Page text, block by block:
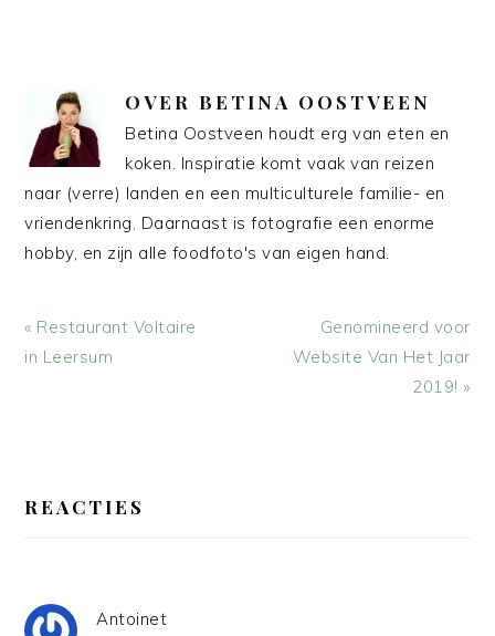
OVER BETINA OOSTVEEN
Betina Oostveen houdt erg van eten en
koken. Inspiratie komt vaak van reizen
naar (verre) landen en een multiculturele familie- en
vriendenkring. Daarnaast is fotografie een enorme
hobby, en zijn alle foodfoto's van eigen hand.
Vorig
bericht:
« Restaurant Voltaire
in Leersum
Volgend
bericht:
Genomineerd voor
Website Van Het Jaar
2019! »
INTERACTIES
REACTIES
Antoinet